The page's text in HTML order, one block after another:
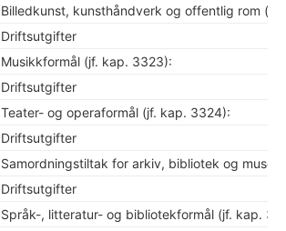
Billedkunst, kunsthåndverk og offentlig rom (jf.
Driftsutgifter
Musikkformål (jf. kap. 3323):
Driftsutgifter
Teater- og operaformål (jf. kap. 3324):
Driftsutgifter
Samordningstiltak for arkiv, bibliotek og
Driftsutgifter
Språk-, litteratur- og bibliotekformål (jf. kap.